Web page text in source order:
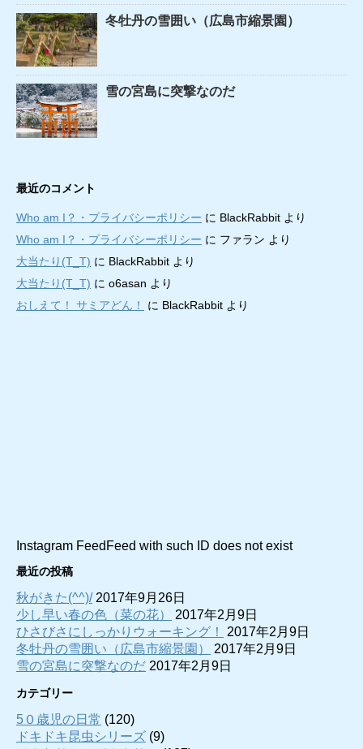
冬牡丹の雪囲い（広島市縮景園）
雪の宮島に突撃なのだ
最近のコメント
Who am I？・プライバシーポリシー に BlackRabbit より
Who am I？・プライバシーポリシー に ファラン より
大当たり(T_T) に BlackRabbit より
大当たり(T_T) に o6asan より
おしえて！ サミアどん！
に BlackRabbit より
Instagram FeedFeed with such ID does not exist
最近の投稿
秋がきた(^^)/ 2017年9月26日
少し早い春の色（菜の花）
2017年2月9日
ひさびさにしっかりウォーキング！
2017年2月9日
冬牡丹の雪囲い（広島市縮景園）
2017年2月9日
雪の宮島に突撃なのだ 2017年2月9日
カテゴリー
5０歳児の日常 (120)
ドキドキ昆虫シリーズ (9)